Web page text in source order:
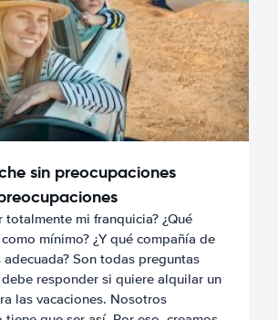
sin preocupaciones
totalmente mi franquicia? ¿Qué
mínimo? ¿Y qué compañía de
Son todas preguntas
responder si quiere alquilar un
las vacaciones. Nosotros